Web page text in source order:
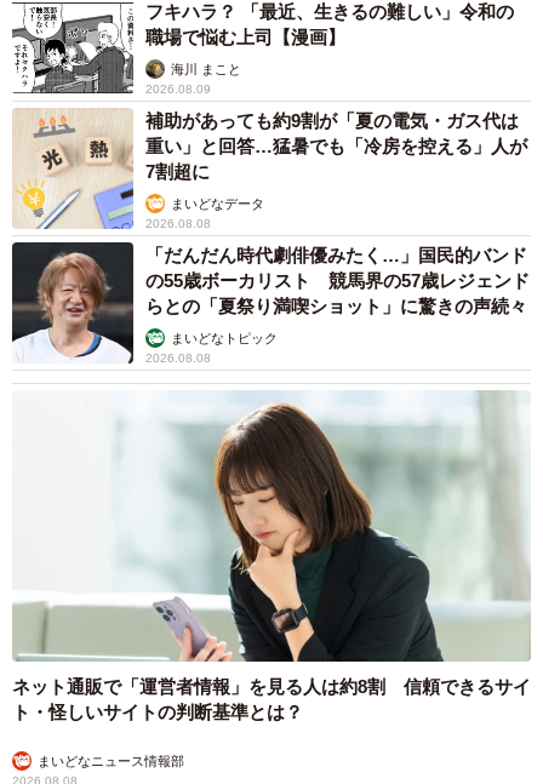
フキハラ？ 「最近、生きるの難しい」令和の
職場で悩む上司【漫画】
海川 まこと
2026.08.09
補助があっても約9割が「夏の電気・ガス代は
重い」と回答…猛暑でも「冷房を控える」人が
7割超に
まいどなデータ
2026.08.08
「だんだん時代劇俳優みたく…」国民的バンド
の55歳ボーカリスト 競馬界の57歳レジェンド
らとの「夏祭り満喫ショット」に驚きの声続々
まいどなトピック
2026.08.08
ネット通販で「運営者情報」を見る人は約8割 信頼できるサイ
ト・怪しいサイトの判断基準とは？
まいどなニュース情報部
2026.08.08